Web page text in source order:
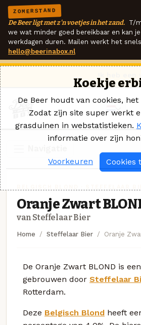
ZOMERSTAND
De Beer ligt met z'n voetjes in het zand. T/
we wat minder goed bereikbaar en kan
werkdagen duren. Mailen werkt het
hello@beerinabox.nl
Oranje Zwart
van Steffelaar Bier
Home Steffelaar Bier Oranje
De Oranje Zwart BLOND is
gebrouwen door Steffelaar
Rotterdam.
Deze Belgisch Blond heeft
Koekje
De Beer houdt van cookies,
Zodat zijn site super werkt
grasduinen in webstatistieken.
informatie over zijn
Voorkeuren Cookies